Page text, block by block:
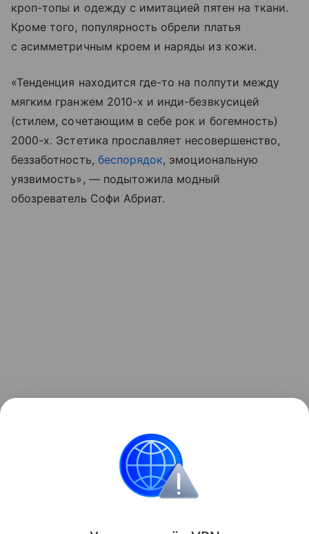
кроп-топы и одежду с имитацией пятен на ткани.
Кроме того, популярность обрели платья
с асимметричным кроем и наряды из кожи.
«Тенденция находится где-то на полпути между
мягким гранжем 2010-х и инди-безвкусицей
(стилем, сочетающим в себе рок и богемность)
2000-х. Эстетика прославляет несовершенство,
беззаботность, беспорядок, эмоциональную
уязвимость», — подытожила модный
обозреватель Софи Абриат.